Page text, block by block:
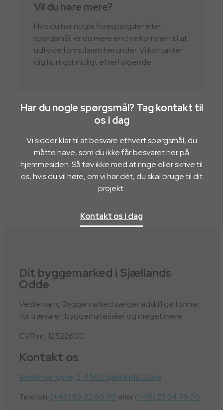
Vil du høre mere?
Hvis du har nogle forespørgsler eller
spørgsmål, er du mere end velkommen til at
udfylde formularen herunder. Vi kontakter
dig hurtigst muligt efterfølgende.
Har du nogle spørgsmål? Tag kontakt til
os i dag
Vi sidder klar til at besvare ethvert spørgsmål, du
måtte have, som du ikke får besvaret her på
hjemmesiden. Så tøv ikke med at ringe eller skrive til
os, hvis du vil høre, om vi har dét, du skal bruge til dit
projekt.
Kontakt os i dag
Dit byggemarked i Sjællands
Odde
Vestervang Byggemarked sælger adskillige former
for trævarer, byggematerialer og meget mere.
CVR nr.: 12522630
Kontakt os
Vestervangsvej 2, 4583 Sjællands Odde
Telefon: (+45) 59 32 60 70 eller(+45) 23 34 76 70